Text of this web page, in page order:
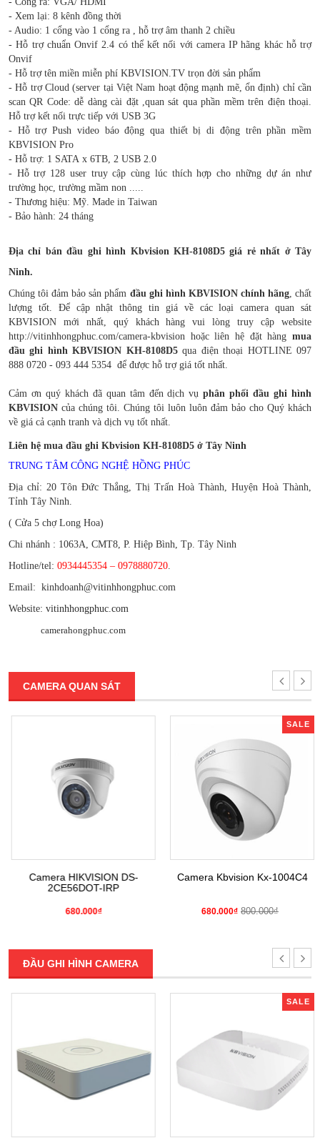
- Xem lại: 8 kênh đồng thời
- Audio: 1 cổng vào 1 cổng ra , hỗ trợ âm thanh 2 chiều
- Hỗ trợ chuẩn Onvif 2.4 có thể kết nối với camera IP hãng khác hỗ trợ
Onvif
- Hỗ trợ tên miền miễn phí KBVISION.TV trọn đời sản phẩm
- Hỗ trợ Cloud (server tại Việt Nam hoạt động mạnh mẽ, ổn định) chỉ cần
scan QR Code: dễ dàng cài đặt ,quan sát qua phần mềm trên điện thoại.
Hỗ trợ kết nối trực tiếp với USB 3G
- Hỗ trợ Push video báo động qua thiết bị di động trên phần mềm
KBVISION Pro
- Hỗ trợ: 1 SATA x 6TB, 2 USB 2.0
- Hỗ trợ 128 user truy cập cùng lúc thích hợp cho những dự án như
trường học, trường mầm non .....
- Thương hiệu: Mỹ. Made in Taiwan
- Bảo hành: 24 tháng
Địa chỉ bán đầu ghi hình Kbvision KH-8108D5giá rẻ nhất ở Tây
Ninh.
Chúng tôi đảm bảo sản phẩm đầu ghi hình KBVISION chính hãng, chất
lượng tốt. Để cập nhật thông tin giá về các loại camera quan sát
KBVISION mới nhất, quý khách hàng vui lòng truy cập website
http://vitinhhongphuc.com/camera-kbvision hoặc liên hệ đặt hàng mua
đầu ghi hìnhKBVISION KH-8108D5qua điện thoại HOTLINE 097
888 0720 - 093 444 5354 để được hỗ trợ giá tốt nhất.
Cảm ơn quý khách đã quan tâm đến dịch vụphân phốiđầu ghi hình
KBVISION của chúng tôi. Chúng tôi luôn luôn đảm bảo cho Quý khách
về giá cả cạnh tranh và dịch vụ tốt nhất.
Liên hệ mua đầu ghi Kbvision KH-8108D5 ở Tây Ninh
TRUNG TÂM CÔNG NGHỆ HỒNG PHÚC
Địa chỉ: 20 Tôn Đức Thắng, Thị Trấn Hoà Thành, Huyện Hoà Thành,
Tỉnh Tây Ninh.
( Cửa 5 chợ Long Hoa)
Chi nhánh : 1063A, CMT8, P. Hiệp Bình, Tp. Tây Ninh
Hotline/tel: 0934445354 – 0978880720.
Email: kinhdoanh@vitinhhongphuc.com
Website: vitinhhongphuc.com
camerahongphuc.com
CAMERA QUAN SÁT
Camera HIKVISION DS-
2CE56DOT-IRP
680.000₫
SALE
Camera Kbvision Kx-1004C4
680.000₫ 800.000₫
ĐẦU GHI HÌNH CAMERA
SALE